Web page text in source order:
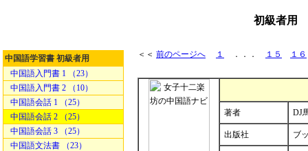
初級者用
中国語学習書 初級者用
中国語入門書 1 （23）
中国語入門書 2 （10）
中国語会話 1 （25）
中国語会話 2 （25）
中国語会話 3 （25）
中国語文法書 （23）
＜＜ 前のページへ １ ．．． １５ １６
著者 DJ
出版社 ブ